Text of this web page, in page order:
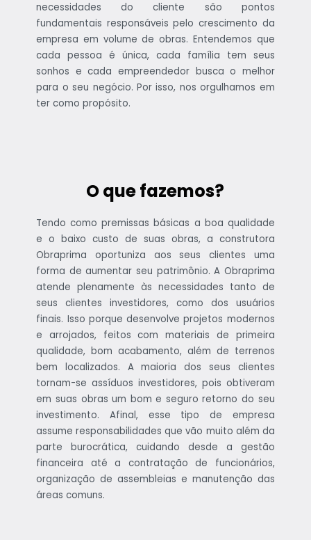
necessidades do cliente são pontos
fundamentais responsáveis pelo crescimento da
empresa em volume de obras. Entendemos que
cada pessoa é única, cada família tem seus
sonhos e cada empreendedor busca o melhor
para o seu negócio. Por isso, nos orgulhamos em
ter como propósito.
O que fazemos?
Tendo como premissas básicas a boa qualidade
e o baixo custo de suas obras, a construtora
Obraprima oportuniza aos seus clientes uma
forma de aumentar seu patrimônio. A Obraprima
atende plenamente às necessidades tanto de
seus clientes investidores, como dos usuários
finais. Isso porque desenvolve projetos modernos
e arrojados, feitos com materiais de primeira
qualidade, bom acabamento, além de terrenos
bem localizados. A maioria dos seus clientes
tornam-se assíduos investidores, pois obtiveram
em suas obras um bom e seguro retorno do seu
investimento. Afinal, esse tipo de empresa
assume responsabilidades que vão muito além da
parte burocrática, cuidando desde a gestão
financeira até a contratação de funcionários,
organização de assembleias e manutenção das
áreas comuns.